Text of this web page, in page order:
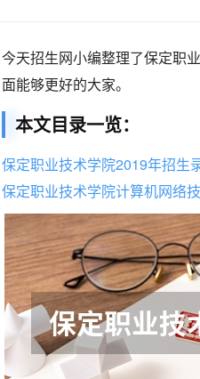
今天招生网小编整理了保定职
面能够更好的大家。
本文目录一览：
保定职业技术学院2019年招生
保定职业技术学院计算机网络